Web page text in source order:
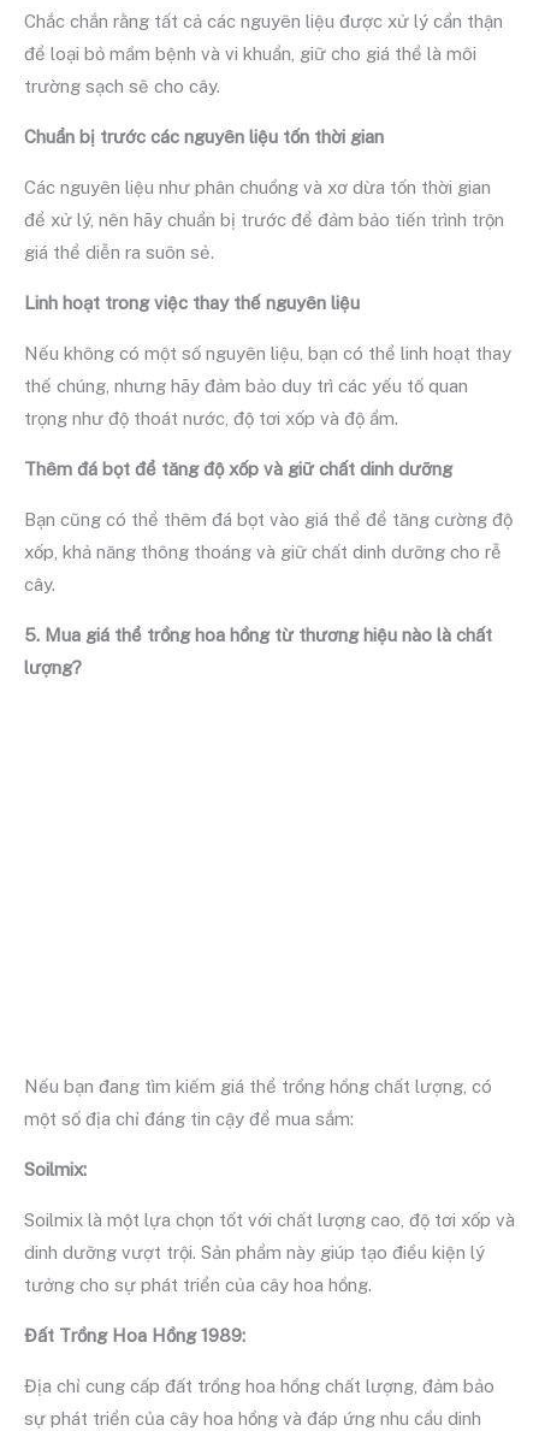
Chắc chắn rằng tất cả các nguyên liệu được xử lý cẩn thận
để loại bỏ mầm bệnh và vi khuẩn, giữ cho giá thể là môi
trường sạch sẽ cho cây.
Chuẩn bị trước các nguyên liệu tốn thời gian
Các nguyên liệu như phân chuồng và xơ dừa tốn thời gian
để xử lý, nên hãy chuẩn bị trước để đảm bảo tiến trình trộn
giá thể diễn ra suôn sẻ.
Linh hoạt trong việc thay thế nguyên liệu
Nếu không có một số nguyên liệu, bạn có thể linh hoạt thay
thế chúng, nhưng hãy đảm bảo duy trì các yếu tố quan
trọng như độ thoát nước, độ tơi xốp và độ ẩm.
Thêm đá bọt để tăng độ xốp và giữ chất dinh dưỡng
Bạn cũng có thể thêm đá bọt vào giá thể để tăng cường độ
xốp, khả năng thông thoáng và giữ chất dinh dưỡng cho rễ
cây.
5. Mua giá thể trồng hoa hồng từ thương hiệu nào là chất
lượng?
Nếu bạn đang tìm kiếm giá thể trồng hồng chất lượng, có
một số địa chỉ đáng tin cậy để mua sắm:
Soilmix:
Soilmix là một lựa chọn tốt với chất lượng cao, độ tơi xốp và
dinh dưỡng vượt trội. Sản phẩm này giúp tạo điều kiện lý
tưởng cho sự phát triển của cây hoa hồng.
Đất Trồng Hoa Hồng 1989:
Địa chỉ cung cấp đất trồng hoa hồng chất lượng, đảm bảo
sự phát triển của cây hoa hồng và đáp ứng nhu cầu dinh